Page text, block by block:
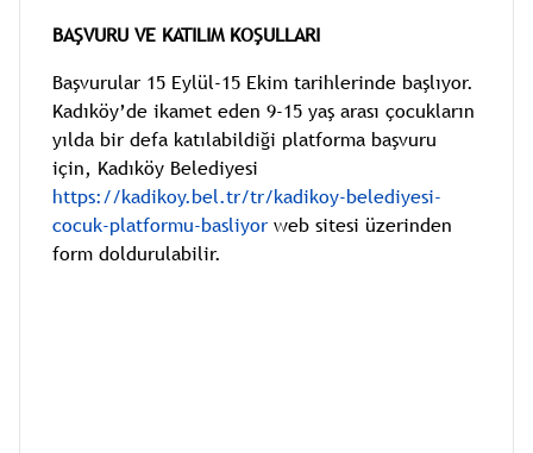
BAŞVURU VE KATILIM KOŞULLARI
Başvurular 15 Eylül-15 Ekim tarihlerinde başlıyor.
Kadıköy’de ikamet eden 9-15 yaş arası çocukların
yılda bir defa katılabildiği platforma başvuru
için, Kadıköy Belediyesi
https://kadikoy.bel.tr/tr/kadikoy-belediyesi-
cocuk-platformu-basliyor web sitesi üzerinden
form doldurulabilir.